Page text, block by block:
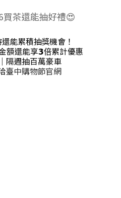
茶還能抽好禮😍
能累積抽獎機會！
額還能享𝟯倍累計優惠
隔週抽百萬豪車
臺中購物節官網